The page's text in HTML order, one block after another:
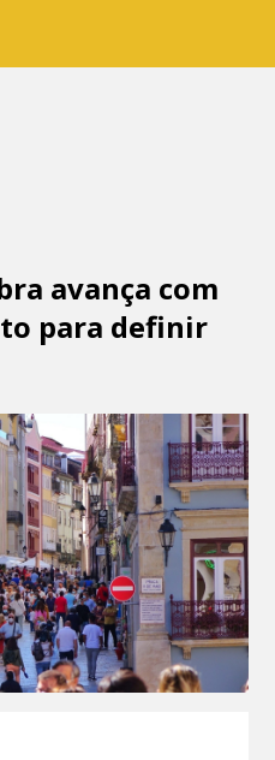
avança com
para definir